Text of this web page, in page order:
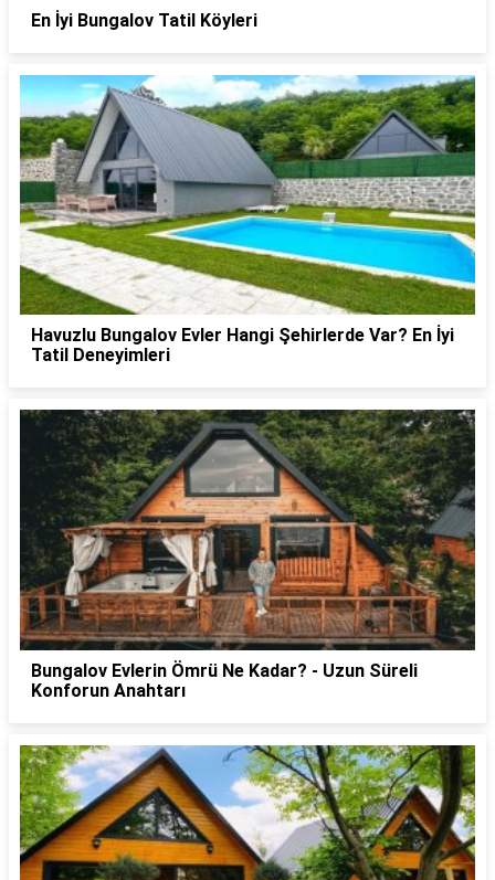
En İyi Bungalov Tatil Köyleri
Havuzlu Bungalov Evler Hangi Şehirlerde Var? En İyi
Tatil Deneyimleri
Bungalov Evlerin Ömrü Ne Kadar? - Uzun Süreli
Konforun Anahtarı